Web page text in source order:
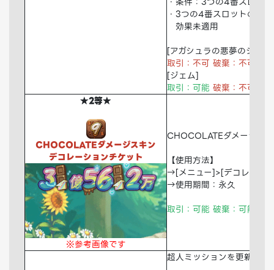
・3つの4番スロットのう
効果未適用
[アガシュラの悪夢のジェ
取引：不可 破棄：不可
[ジェム]
取引：可能 破棄：不可
★2等★
CHOCOLATEダメージスキン
デコレーションチケット
※参考画像です
CHOCOLATEダメージス
【使用方法】
→[メニュー]>[デコレーシ
→使用期間：永久
取引：可能 破棄：可能 倉
超人ミッションを更新する